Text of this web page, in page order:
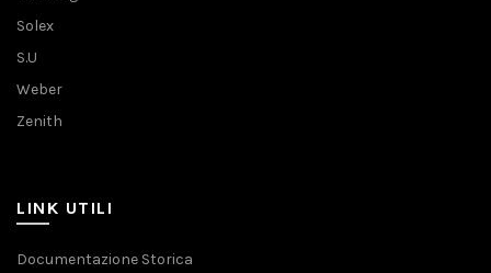
Solex
S.U
Weber
Zenith
LINK UTILI
Documentazione Storica